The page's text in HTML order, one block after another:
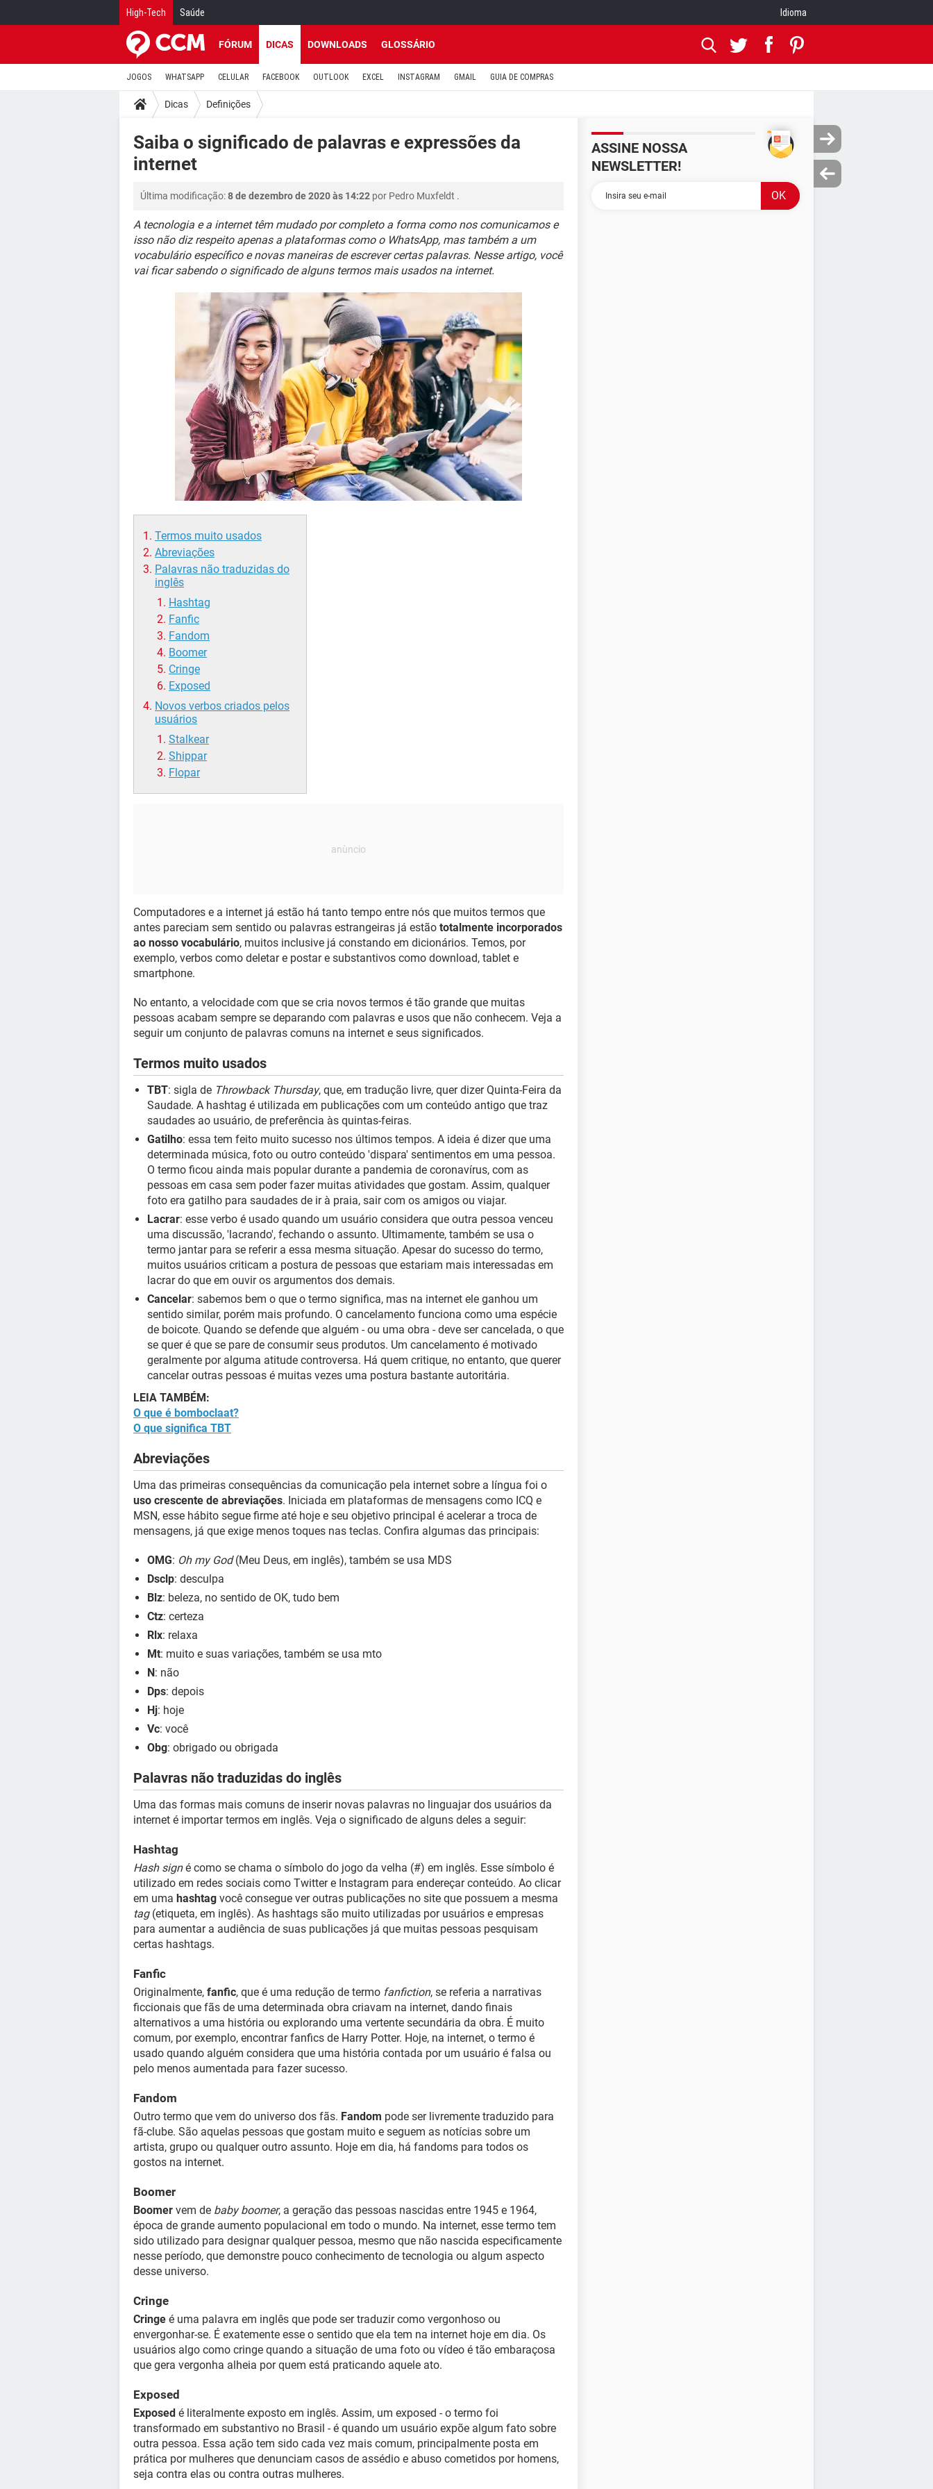
High-Tech Saúde Idioma
FÓRUM DICAS DOWNLOADS GLOSSÁRIO
JOGOS WHATSAPP CELULAR FACEBOOK OUTLOOK EXCEL INSTAGRAM GMAIL GUIA DE COMPRAS
Dicas Definições
Saiba o significado de palavras e expressões da
internet
Última modificação:8 de dezembro de 2020 às 14:22 por Pedro Muxfeldt .
A tecnologia e a internet têm mudado por completo a forma como nos comunicamos e
isso não diz respeito apenas a plataformas como o WhatsApp, mas também a um
vocabulário específico e novas maneiras de escrever certas palavras. Nesse artigo, você
vai ficar sabendo o significado de alguns termos mais usados na internet.
Termos muito usados
Abreviações
Palavras não traduzidas do
inglês
Hashtag
Fanfic
Fandom
Boomer
Cringe
Exposed
Novos verbos criados pelos
usuários
Stalkear
Shippar
Flopar
Computadores e a internet já estão há tanto tempo entre nós que muitos termos que
antes pareciam sem sentido ou palavras estrangeiras já estão totalmente incorporados
ao nosso vocabulário, muitos inclusive já constando em dicionários. Temos, por
exemplo, verbos como deletar e postar e substantivos como download, tablet e
smartphone.
No entanto, a velocidade com que se cria novos termos é tão grande que muitas
pessoas acabam sempre se deparando com palavras e usos que não conhecem. Veja a
seguir um conjunto de palavras comuns na internet e seus significados.
Termos muito usados
TBT: sigla de Throwback Thursday, que, em tradução livre, quer dizer Quinta-Feira da
Saudade. A hashtag é utilizada em publicações com um conteúdo antigo que traz
saudades ao usuário, de preferência às quintas-feiras.
Gatilho: essa tem feito muito sucesso nos últimos tempos. A ideia é dizer que uma
determinada música, foto ou outro conteúdo 'dispara' sentimentos em uma pessoa.
O termo ficou ainda mais popular durante a pandemia de coronavírus, com as
pessoas em casa sem poder fazer muitas atividades que gostam. Assim, qualquer
foto era gatilho para saudades de ir à praia, sair com os amigos ou viajar.
Lacrar: esse verbo é usado quando um usuário considera que outra pessoa venceu
uma discussão, 'lacrando', fechando o assunto. Ultimamente, também se usa o
termo jantar para se referir a essa mesma situação. Apesar do sucesso do termo,
muitos usuários criticam a postura de pessoas que estariam mais interessadas em
lacrar do que em ouvir os argumentos dos demais.
Cancelar: sabemos bem o que o termo significa, mas na internet ele ganhou um
sentido similar, porém mais profundo. O cancelamento funciona como uma espécie
de boicote. Quando se defende que alguém - ou uma obra - deve ser cancelada, o que
se quer é que se pare de consumir seus produtos. Um cancelamento é motivado
geralmente por alguma atitude controversa. Há quem critique, no entanto, que querer
cancelar outras pessoas é muitas vezes uma postura bastante autoritária.
LEIA TAMBÉM:
O que é bomboclaat?
O que significa TBT
Abreviações
Uma das primeiras consequências da comunicação pela internet sobre a língua foi o
uso crescente de abreviações. Iniciada em plataformas de mensagens como ICQ e
MSN, esse hábito segue firme até hoje e seu objetivo principal é acelerar a troca de
mensagens, já que exige menos toques nas teclas. Confira algumas das principais:
OMG: Oh my God(Meu Deus, em inglês), também se usa MDS
Dsclp: desculpa
Blz: beleza, no sentido de OK, tudo bem
Ctz: certeza
Rlx: relaxa
Mt: muito e suas variações, também se usa mto
N: não
Dps: depois
Hj: hoje
Vc: você
Obg: obrigado ou obrigada
Palavras não traduzidas do inglês
Uma das formas mais comuns de inserir novas palavras no linguajar dos usuários da
internet é importar termos em inglês. Veja o significado de alguns deles a seguir:
Hashtag
Hash signé como se chama o símbolo do jogo da velha (#) em inglês. Esse símbolo é
utilizado em redes sociais como Twitter e Instagram para endereçar conteúdo. Ao clicar
em uma hashtag você consegue ver outras publicações no site que possuem a mesma
tag(etiqueta, em inglês). As hashtags são muito utilizadas por usuários e empresas
para aumentar a audiência de suas publicações já que muitas pessoas pesquisam
certas hashtags.
Fanfic
Originalmente, fanfic, que é uma redução de termo fanfiction, se referia a narrativas
ficcionais que fãs de uma determinada obra criavam na internet, dando finais
alternativos a uma história ou explorando uma vertente secundária da obra. É muito
comum, por exemplo, encontrar fanfics de Harry Potter. Hoje, na internet, o termo é
usado quando alguém considera que uma história contada por um usuário é falsa ou
pelo menos aumentada para fazer sucesso.
Fandom
Outro termo que vem do universo dos fãs. Fandom pode ser livremente traduzido para
fã-clube. São aquelas pessoas que gostam muito e seguem as notícias sobre um
artista, grupo ou qualquer outro assunto. Hoje em dia, há fandoms para todos os
gostos na internet.
Boomer
Boomer vem de baby boomer, a geração das pessoas nascidas entre 1945 e 1964,
época de grande aumento populacional em todo o mundo. Na internet, esse termo tem
sido utilizado para designar qualquer pessoa, mesmo que não nascida especificamente
nesse período, que demonstre pouco conhecimento de tecnologia ou algum aspecto
desse universo.
Cringe
Cringe é uma palavra em inglês que pode ser traduzir como vergonhoso ou
envergonhar-se. É exatemente esse o sentido que ela tem na internet hoje em dia. Os
usuários algo como cringe quando a situação de uma foto ou vídeo é tão embaraçosa
que gera vergonha alheia por quem está praticando aquele ato.
Exposed
Exposed é literalmente exposto em inglês. Assim, um exposed - o termo foi
transformado em substantivo no Brasil - é quando um usuário expõe algum fato sobre
outra pessoa. Essa ação tem sido cada vez mais comum, principalmente posta em
prática por mulheres que denunciam casos de assédio e abuso cometidos por homens,
seja contra elas ou contra outras mulheres.
ASSINE NOSSA
NEWSLETTER!